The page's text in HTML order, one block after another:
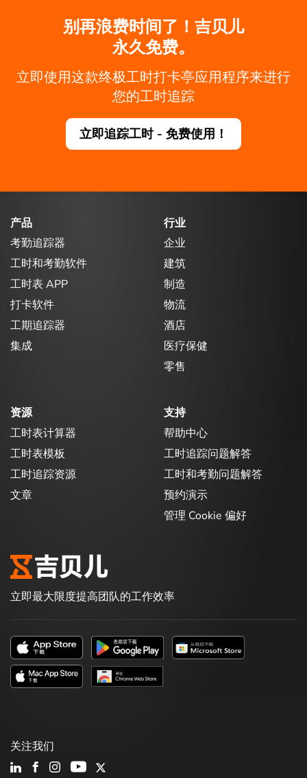
别再浪费时间了！吉贝儿
永久免费。
立即使用这款终极工时打卡亭应用程序来进行
您的工时追踪
立即追踪工时 - 免费使用！
产品
考勤追踪器
工时和考勤软件
工时表 APP
打卡软件
工期追踪器
集成
行业
企业
建筑
制造
物流
酒店
医疗保健
零售
资源
工时表计算器
工时表模板
工时追踪资源
文章
支持
帮助中心
工时追踪问题解答
工时和考勤问题解答
预约演示
管理 Cookie 偏好
立即最大限度提高团队的工作效率
关注我们